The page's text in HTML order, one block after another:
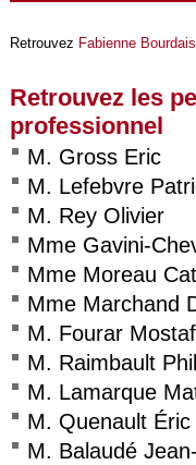
Retrouvez Fabienne Bourdais
Retrouvez les
professionnel
M. Gross Eric
M. Lefebvre
M. Rey Olivier
Mme Gavini-
Mme Moreau
Mme Marchand
M. Fourar
M. Raimbault
M. Lamarque
M. Quenault Éric
M. Balaudé